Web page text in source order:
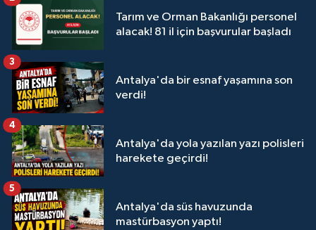
Tarım ve Orman Bakanlığı personel
alacak! 81 il için başvurular başladı
Antalya'da bir esnaf yaşamına son
verdi!
3
Antalya'da yola yazılan yazı polisleri
harekete geçirdi!
4
Antalya'da süs havuzunda
mastürbasyon yaptı!
5